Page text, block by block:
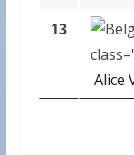
13
Alice